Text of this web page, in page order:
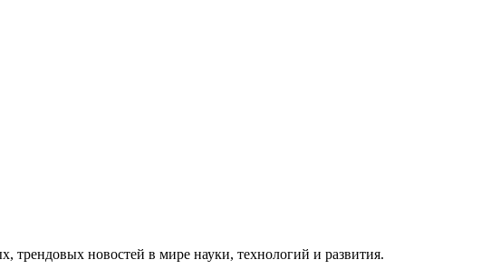
новостей в мире науки, технологий и развития.